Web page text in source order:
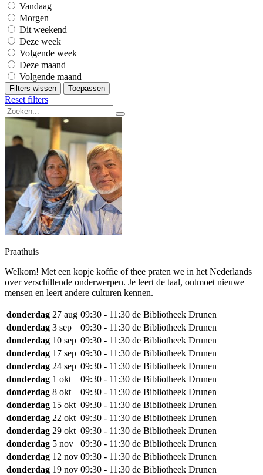
Vandaag
Morgen
Dit weekend
Deze week
Volgende week
Deze maand
Volgende maand
Filters wissen Toepassen
Reset filters
Praathuis
Welkom! Met een kopje koffie of thee praten we in het Nederlands
over verschillende onderwerpen. Je leert de taal, ontmoet nieuwe
mensen en leert andere culturen kennen.
donderdag 27 aug 09:30 - 11:30 de Bibliotheek Drunen
donderdag 3 sep 09:30 - 11:30 de Bibliotheek Drunen
donderdag 10 sep 09:30 - 11:30 de Bibliotheek Drunen
donderdag 17 sep 09:30 - 11:30 de Bibliotheek Drunen
donderdag 24 sep 09:30 - 11:30 de Bibliotheek Drunen
donderdag 1 okt 09:30 - 11:30 de Bibliotheek Drunen
donderdag 8 okt 09:30 - 11:30 de Bibliotheek Drunen
donderdag 15 okt 09:30 - 11:30 de Bibliotheek Drunen
donderdag 22 okt 09:30 - 11:30 de Bibliotheek Drunen
donderdag 29 okt 09:30 - 11:30 de Bibliotheek Drunen
donderdag 5 nov 09:30 - 11:30 de Bibliotheek Drunen
donderdag 12 nov 09:30 - 11:30 de Bibliotheek Drunen
donderdag 19 nov 09:30 - 11:30 de Bibliotheek Drunen